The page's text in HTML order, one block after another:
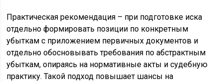
Практическая рекомендация – при подготовке иска
отдельно формировать позиции по конкретным
убыткам с приложением первичных документов и
отдельно обосновывать требования по абстрактным
убыткам, опираясь на нормативные акты и судебную
практику. Такой подход повышает шансы на